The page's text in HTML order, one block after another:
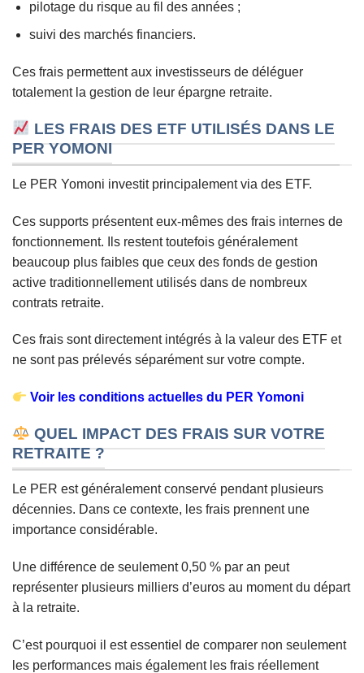
pilotage du risque au fil des années ;
suivi des marchés financiers.
Ces frais permettent aux investisseurs de déléguer
totalement la gestion de leur épargne retraite.
LES FRAIS DES ETF UTILISÉS DANS LE
PER YOMONI
Le PER Yomoni investit principalement via des ETF.
Ces supports présentent eux-mêmes des frais internes de
fonctionnement. Ils restent toutefois généralement
beaucoup plus faibles que ceux des fonds de gestion
active traditionnellement utilisés dans de nombreux
contrats retraite.
Ces frais sont directement intégrés à la valeur des ETF et
ne sont pas prélevés séparément sur votre compte.
Voir les conditions actuelles du PER Yomoni
QUEL IMPACT DES FRAIS SUR VOTRE
RETRAITE ?
Le PER est généralement conservé pendant plusieurs
décennies. Dans ce contexte, les frais prennent une
importance considérable.
Une différence de seulement 0,50 % par an peut
représenter plusieurs milliers d’euros au moment du départ
à la retraite.
C’est pourquoi il est essentiel de comparer non seulement
les performances mais également les frais réellement